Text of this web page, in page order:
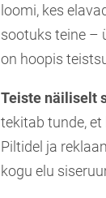
loomi, kes
sootuks teine –
on hoopis
Teiste näiliselt
tekitab tunde,
Piltidel ja
kogu elu